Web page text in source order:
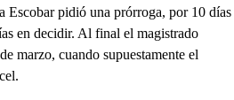
Escobar pidió una prórroga, por 10 días
en decidir. Al final el magistrado
marzo, cuando supuestamente el